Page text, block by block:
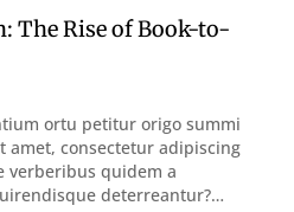
The Rise of Book-to-
ortu petitur origo summi
amet, consectetur adipiscing
verberibus quidem a
deterreantur?